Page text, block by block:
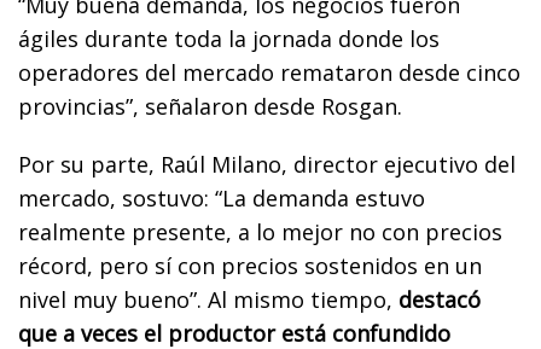
ágiles durante toda la jornada donde los
operadores del mercado remataron desde cinco
provincias”, señalaron desde Rosgan.
Por su parte, Raúl Milano, director ejecutivo del
mercado, sostuvo: “La demanda estuvo
realmente presente, a lo mejor no con precios
récord, pero sí con precios sostenidos en un
nivel muy bueno”. Al mismo tiempo, destacó
que a veces el productor está confundido